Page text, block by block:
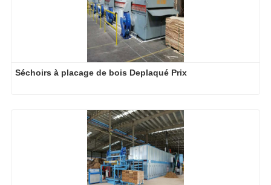
Séchoirs à placage de bois Deplaqué Prix